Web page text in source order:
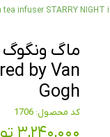
by Van
Gogh
کد محصول: 1706